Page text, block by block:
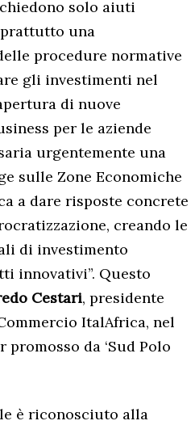
solo aiuti
una
procedure normative
gli investimenti nel
di nuove
per le aziende
urgentemente una
sulle Zone Economiche
a dare risposte concrete
creando le
di investimento
innovativi”. Questo
Cestari, presidente
ItalAfrica, nel
promosso da ‘Sud Polo
è riconosciuto alla